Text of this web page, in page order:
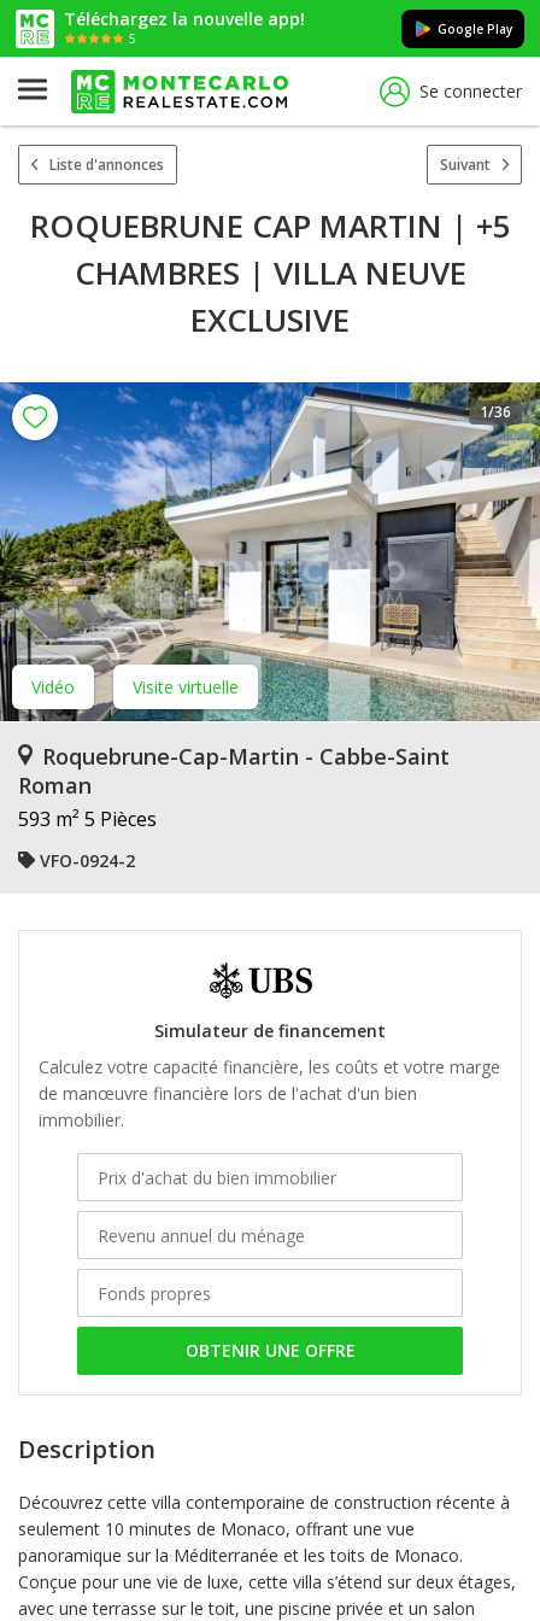
Téléchargez la nouvelle app!
5
Google Play
Se connecter
Liste d'annonces Suivant
ROQUEBRUNE CAP MARTIN | +5
CHAMBRES | VILLA NEUVE
EXCLUSIVE
Vidéo Visite virtuelle
1/36
Roquebrune-Cap-Martin - Cabbe-Saint
Roman
593 m² 5 Pièces
VFO-0924-2
Simulateur de financement
Calculez votre capacité financière, les coûts et votre marge
de manœuvre financière lors de l'achat d'un bien
immobilier.
OBTENIR UNE OFFRE
Description
Découvrez cette villa contemporaine de construction récente à
seulement 10 minutes de Monaco, offrant une vue
panoramique sur la Méditerranée et les toits de Monaco.
Conçue pour une vie de luxe, cette villa s’étend sur deux étages,
avec une terrasse sur le toit, une piscine privée et un salon